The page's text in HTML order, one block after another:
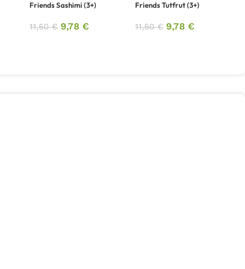
Friends Sashimi (3+)
11,50€ 9,78€
Friends Tutfrut (3+)
11,50€ 9,78 €